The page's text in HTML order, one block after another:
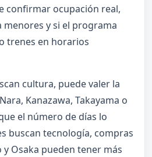
confirmar ocupación real,
menores y si el programa
trenes en horarios
cultura, puede valer la
Kanazawa, Takayama o
el número de días lo
buscan tecnología, compras
Osaka pueden tener más